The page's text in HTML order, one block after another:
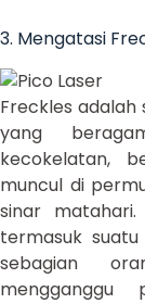
3. Mengatasi
Freckles
yang
kecokelatan,
muncul di
sinar
termasuk
sebagian
mengganggu